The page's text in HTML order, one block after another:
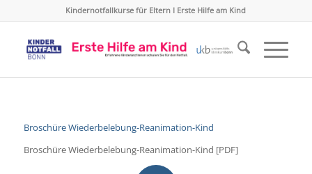
Kindernotfallkurse für Eltern I Erste Hilfe am Kind
Broschüre Wiederbelebung-Reanimation-Kind
Broschüre Wiederbelebung-Reanimation-Kind [PDF]